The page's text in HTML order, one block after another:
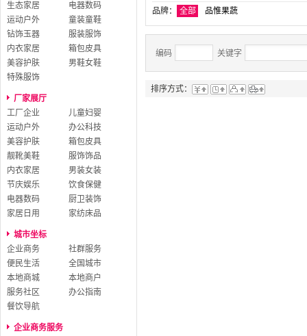
生态家居
电器数码
运动户外
童装童鞋
钻饰玉器
服装服饰
内衣家居
箱包皮具
美容护肤
男鞋女鞋
特殊服饰
厂家展厅
工厂企业
儿童妇婴
运动户外
办公科技
美容护肤
箱包皮具
靓靴美鞋
服饰饰品
内衣家居
男装女装
节庆娱乐
饮食保健
电器数码
厨卫装饰
家居日用
家纺床品
城市坐标
企业商务
社群服务
便民生活
全国城市
本地商城
本地商户
服务社区
办公指南
餐饮导航
企业商务服务
品牌： 全部 品惟果蔬
编码 关键字
排序方式：